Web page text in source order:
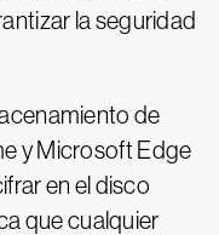
la seguridad
de
y Microsoft Edge
en el disco
que cualquier